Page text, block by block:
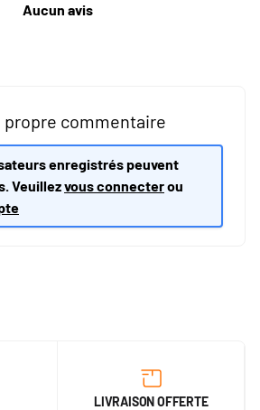
Aucun avis
propre commentaire
enregistrés peuvent
Veuillezvous connecterou
LIVRAISON OFFERTE